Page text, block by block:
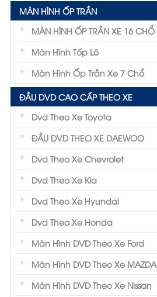
MÀN HÌNH ỐP TRẦN
MÀN HÌNH ỐP TRẦN XE 16 CHỔ
Màn Hình Tốp Lô
Màn Hình Ốp Trần Xe 7 Chổ
ĐẦU DVD CAO CẤP THEO XE
Dvd Theo Xe Toyota
ĐẦU DVD THEO XE DAEWOO
Dvd Theo Xe Chevrolet
Dvd Theo Xe Kia
Dvd Theo Xe Hyundai
Dvd Theo Xe Honda
Màn Hình DVD Theo Xe Ford
Màn Hình DVD Theo Xe MAZDA
Màn Hình DVD Theo Xe Nissan